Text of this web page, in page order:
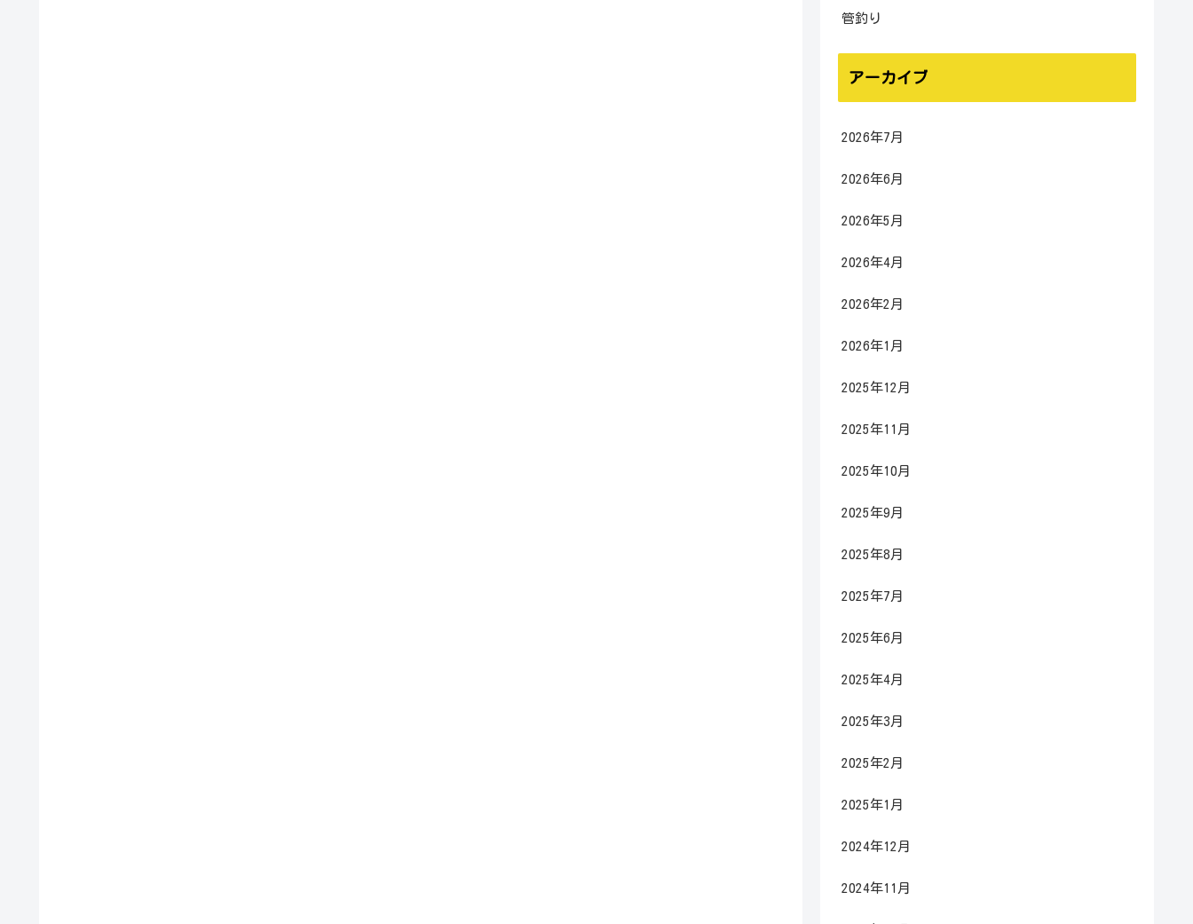
管釣り
アーカイブ
2026年7月
2026年6月
2026年5月
2026年4月
2026年2月
2026年1月
2025年12月
2025年11月
2025年10月
2025年9月
2025年8月
2025年7月
2025年6月
2025年4月
2025年3月
2025年2月
2025年1月
2024年12月
2024年11月